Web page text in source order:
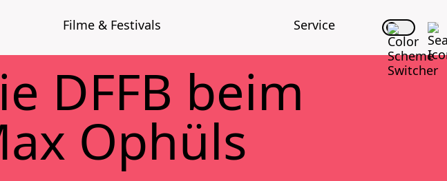
Fil­me & Fes­ti­vals Ser­vice
DFFB beim
Ophüls